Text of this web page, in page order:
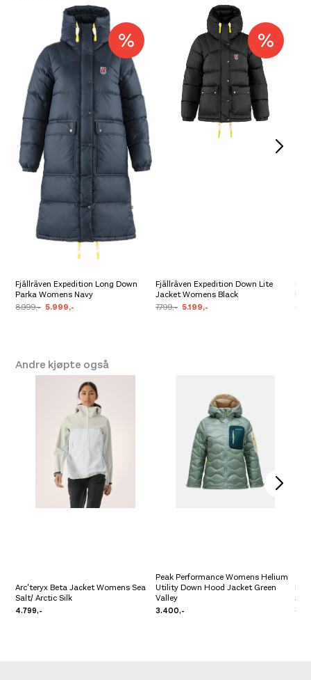
Fjällräven Expedition Long Down
Parka Womens Navy
8.999,- 5.999,-
Fjällräven Expedition Down Lite
Jacket Womens Black
7.799,- 5.199,-
Andre kjøpte også
Arc'teryx Beta Jacket Womens Sea
Salt/ Arctic Silk
4.799,-
Peak Performance Womens Helium
Utility Down Hood Jacket Green
Valley
3.400,-